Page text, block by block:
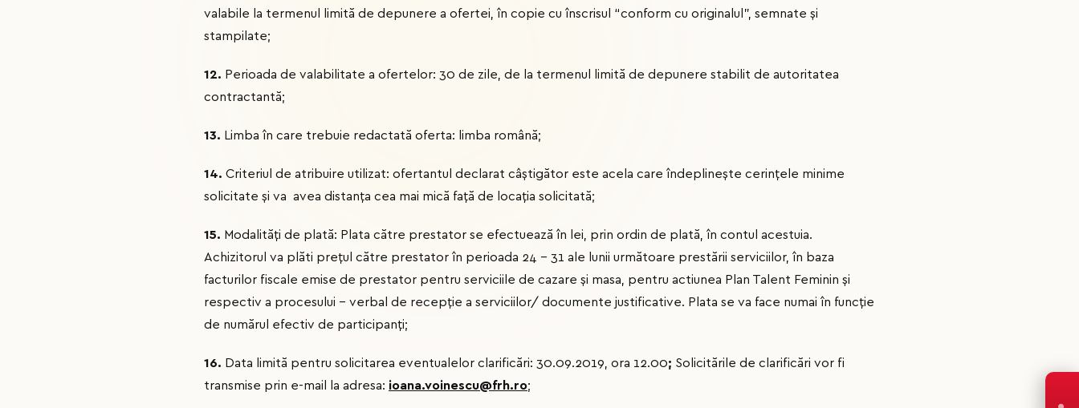
valabile la termenul limită de depunere a ofertei, în copie cu înscrisul “conform cu originalul”, semnate și
stampilate;
12. Perioada de valabilitate a ofertelor: 30 de zile, de la termenul limită de depunere stabilit de autoritatea
contractantă;
13. Limba în care trebuie redactată oferta: limba română;
14. Criteriul de atribuire utilizat: ofertantul declarat câştigător este acela care îndeplinește cerinţele minime
solicitate și va avea distanţa cea mai mică faţă de locaţia solicitată;
15. Modalități de plată: Plata către prestator se efectuează în lei, prin ordin de plată, în contul acestuia.
Achizitorul va plăti preţul către prestator în perioada 24 – 31 ale lunii următoare prestării serviciilor, în baza
facturilor fiscale emise de prestator pentru serviciile de cazare și masa, pentru actiunea Plan Talent Feminin şi
respectiv a procesului – verbal de recepţie a serviciilor/ documente justificative. Plata se va face numai în funcţie
de numărul efectiv de participanţi;
16. Data limită pentru solicitarea eventualelor clarificări: 30.09.2019, ora 12.00; Solicitările de clarificări vor fi
transmise prin e-mail la adresa: ioana.voinescu@frh.ro;